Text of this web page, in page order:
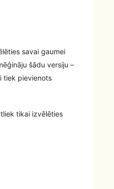
savai gaumei
šādu versiju –
tiek pievienots
tikai izvēlēties